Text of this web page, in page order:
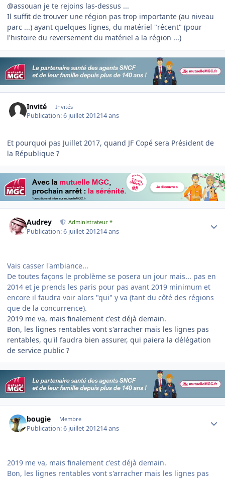
@assouan je te rejoins las-dessus ...
Il suffit de trouver une région pas trop importante (au niveau
parc ...) ayant quelques lignes, du matériel "récent" (pour
l'histoire du reversement du matériel a la région ...)
Invité Invités
Publication:6 juillet 201214 ans
Et pourquoi pas Juillet 2017, quand JF Copé sera Président de
la République ?
Audrey Administrateur *
Publication:6 juillet 201214 ans
Vais casser l'ambiance...
De toutes façons le problème se posera un jour mais... pas en
2014 et je prends les paris pour pas avant 2019 minimum et
encore il faudra voir alors "qui" y va (tant du côté des régions
que de la concurrence).
2019 me va, mais finalement c'est déjà demain.
Bon, les lignes rentables vont s'arracher mais les lignes pas
rentables, qu'il faudra bien assurer, qui paiera la délégation
de service public ?
bougie Membre
Publication:6 juillet 201214 ans
2019 me va, mais finalement c'est déjà demain.
Bon, les lignes rentables vont s'arracher mais les lignes pas